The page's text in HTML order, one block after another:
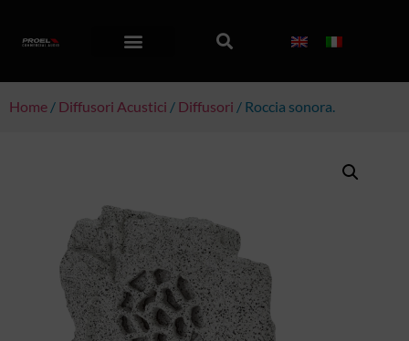
Home / Diffusori Acustici / Diffusori / Roccia sonora.